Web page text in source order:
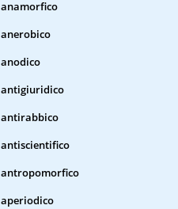
anamorfico
anerobico
anodico
antigiuridico
antirabbico
antiscientifico
antropomorfico
aperiodico